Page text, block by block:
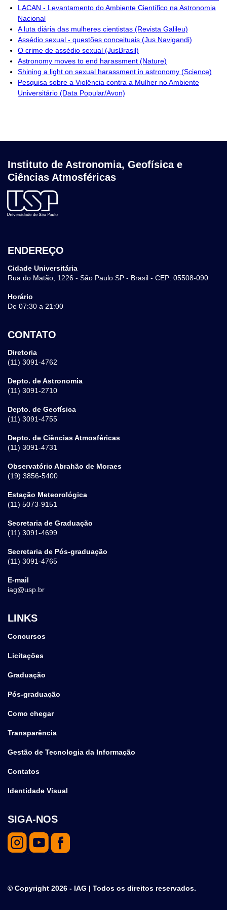
LACAN - Levantamento do Ambiente Científico na Astronomia
Nacional
A luta diária das mulheres cientistas (Revista Galileu)
Assédio sexual - questões conceituais (Jus Navigandi)
O crime de assédio sexual (JusBrasil)
Astronomy moves to end harassment (Nature)
Shining a light on sexual harassment in astronomy (Science)
Pesquisa sobre a Violência contra a Mulher no Ambiente
Universitário (Data Popular/Avon)
Instituto de Astronomia, Geofísica e
Ciências Atmosféricas
ENDEREÇO
Cidade Universitária
Rua do Matão, 1226 - São Paulo SP - Brasil - CEP: 05508-090
Horário
De 07:30 a 21:00
CONTATO
Diretoria
(11) 3091-4762
Depto. de Astronomia
(11) 3091-2710
Depto. de Geofísica
(11) 3091-4755
Depto. de Ciências Atmosféricas
(11) 3091-4731
Observatório Abrahão de Moraes
(19) 3856-5400
Estação Meteorológica
(11) 5073-9151
Secretaria de Graduação
(11) 3091-4699
Secretaria de Pós-graduação
(11) 3091-4765
E-mail
iag@usp.br
LINKS
Concursos
Licitações
Graduação
Pós-graduação
Como chegar
Transparência
Gestão de Tecnologia da Informação
Contatos
Identidade Visual
SIGA-NOS
© Copyright 2026 - IAG | Todos os direitos reservados.